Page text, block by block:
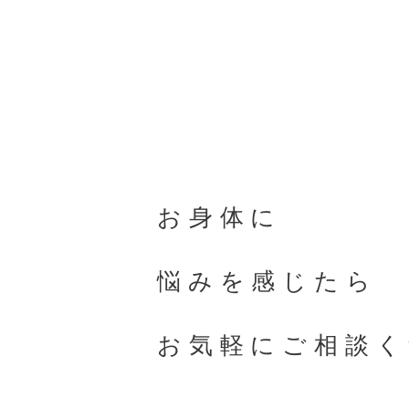
お身体に
悩みを感じたら
お気軽にご相談